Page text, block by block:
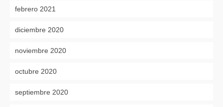
febrero 2021
diciembre 2020
noviembre 2020
octubre 2020
septiembre 2020